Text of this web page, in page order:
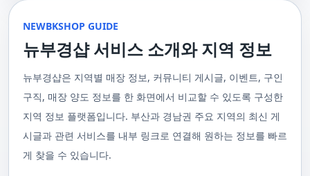
대한 많은 관심 덕분에, 부경샵은 필요한 요구 사항들을 간단하게 필수적인
것들로 정리했어요. 이 가이드라인을 따라주시면, 서비스 이용 중에 문제가
생기지 않을 거예요. 첫째로, 너무 많은 알코올을 섭취해 만취 상태일 경우에
게 좋아요.서비스 당일에는 부경샵과의 원활한 의사소통이 중요해요, 그래
서 공중전화나 발신 제한으로는 연락이 어려워요. 또한, 자주 예약을 취소하
거나 예약 없이 나타나지 않는 경우, 앞으로 예약하기가 어려워질 수 있으니
가격으로 경험해 보세요.터치 -> 부경샵 홈페이지 터치 -> 더욱 새로워진 뉴
부경샵 홈페이지 터치 -> 부경샵앱 다운로드 - Google Play
시면, 부경샵은 그에 최적화된 서비스를 제공하기 위해 최선을 다할 것입니
다. 언제든지 필요하실 때, 편리한 상담과 지원이 준비되어 있으니 주저하지
마시고 연락 주세요. 부산 일본인 홈케어 이용 방법에 대해서는, 서비스의
핵심은 바로 고객님의 현재 위치에서 직접 찾아가는 것입니다. 이 방식을 통
등, 자신만의 공간에서 편안한 맞춤형 마사지를 받으실 수 있습니다. 최근
한 마사지 서비스를 제공하기 위해 노력하고 있습니다. 부경샵의 주된 목적
은 고객님들이 긴장을 해소하고 새로운 활력을 얻을 수 있는 피난처를 마련
하는 것입니다. 또한, 부경샵 한국과 태국, 일본에서 온 관리사 중 선택이 가
능하며, 다른 곳에서 찾아볼 수 없는 독특한 기술과 마음가짐을 가진 관리사
를 자랑합니다. 이러한 품질은 비교할 수 없는 수준입니다. 서비스의 질을
더욱 높이기 위해, 부경샵은 지속적으로 우수한 일본인 관리사를 모집 중입
균형을 맞추는 데 중점을 둡니다. 이 마사지는 유연성을 증진시키고 근육의
사지는 신체의 긴장을 풀어주고, 스트레스를 감소시키며, 전반적인 신체 기
서 유래한 마사지 방법으로, 의자에 앉은 상태에서 받을 수 있어 사무실이나
집에서도 쉽게 즐길 수 있습니다. 이 마사지는 특히 허리와 어깨의 피로를 해
소하는 데 효과적이며, 신체의 전반적인 이완을 도와 스트레스 감소에 도움
을 줍니다. 샤이츠 마사지는 짧은 시간에 효과적인 이완을 제공하여, 바쁜 일
상 속에서 짧은 휴식을 필요로 하는 현대인에게 적합합니다.4. 발 마사지 발
마사지는 발과 발목을 중심으로 이루어지는 마사지로, 신체의 균형을 유지
하고 전반적인 피로를 풀어주는 데 중점을 둡니다. 이 마사지는 발의 압력점
을 개선합니다. 발 마사지는 특히 장시간 서 있거나 걷는 일이 많은 사람들에
게 추천되며, 발의 피로 뿐만 아니라 전체적인 신체의 건강과 웰빙에도 긍정
적인 영향을 줍니다.부경샵 앱을 통해 부산 남포동 지역의 고객들은 이러한
부산꿀통 디시에서 제공하는 서비스는 여러분에게 새로운 힐링의 기회를 제
사지는 여러분의 체질 개선, 스트레스 해소, 마음의 안정 등 다양한 효능을
가져다줍니다. 이와 같이 부산꿀통 디시의 마사지는 여러분의 건강을 지키
간을 가질 수 있게 해줍니다. 그리고 이런 부산꿀통 디시의 서비스를 편리하
게 예약하고 이용할 수 있게 도와주는 '부경샵' 어플은 부산과 경남 지역에서
최고의 마사지 어플로 추천받고 있습니다. 복잡한 예약 과정 없이, 부담 없이
부산꿀통 디시의 서비스를 이용하려는 분들께 부경샵 어플을 강력히 추천드
립니다.여러분의 건강과 힐링을 위해, 부산꿀통 디시와 부경샵이 함께하며,
모든 고민과 걱정 속에서 여러분을 위로하고 도와드리겠습니다. 부산꿀통
부산꿀통 디시의 건강한 마사지와 쾌적한 분위기 속에서 행복과 건강을 찾
NEWBKSHOP GUIDE
뉴부경샵 서비스 소개와 지역 정보
뉴부경샵은 지역별 매장 정보, 커뮤니티 게시글, 이벤트, 구인
구직, 매장 양도 정보를 한 화면에서 비교할 수 있도록 구성한
지역 정보 플랫폼입니다. 부산과 경남권 주요 지역의 최신 게
시글과 관련 서비스를 내부 링크로 연결해 원하는 정보를 빠르
게 찾을 수 있습니다.